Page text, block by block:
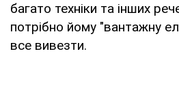
багато техніки та інших
потрібно йому "вантажну
все вивезти.